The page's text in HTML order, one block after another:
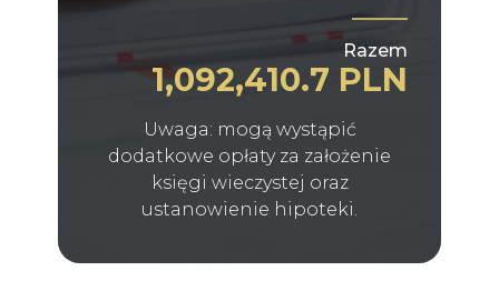
Razem
1,092,410.7 PLN
Uwaga: mogą wystąpić
dodatkowe opłaty za założenie
księgi wieczystej oraz
ustanowienie hipoteki.